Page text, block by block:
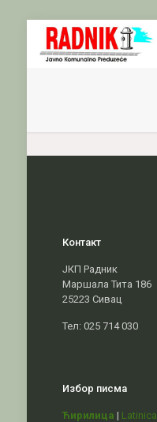
Контакт
ЈКП Радник
Маршала Тита 186
25223 Сивац
Тел: 025 714 030
Избор писма
Ћирилица | Latinica